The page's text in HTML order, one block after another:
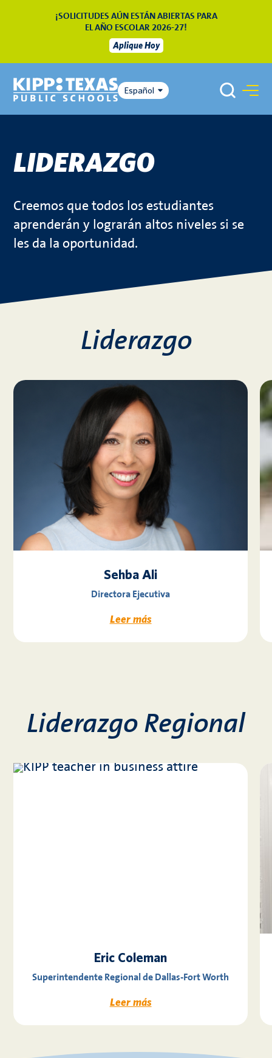
¡SOLICITUDES AÚN ESTÁN ABIERTAS PARA
EL AÑO ESCOLAR 2026-27!
Aplique Hoy
Español
LIDERAZGO
Creemos que todos los estudiantes
aprenderán y lograrán altos niveles si se
les da la oportunidad.
Liderazgo
Sehba Ali
Directora Ejecutiva
Leer más
Liderazgo Regional
Eric Coleman
Superintendente Regional de Dallas-Fort Worth
Leer más